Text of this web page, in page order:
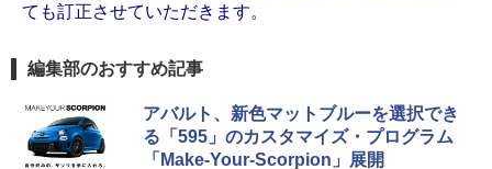
ても訂正させていただきます。
編集部のおすすめ記事
アバルト、新色マットブルーを選択でき
る「595」のカスタマイズ・プログラム
「Make-Your-Scorpion」展開